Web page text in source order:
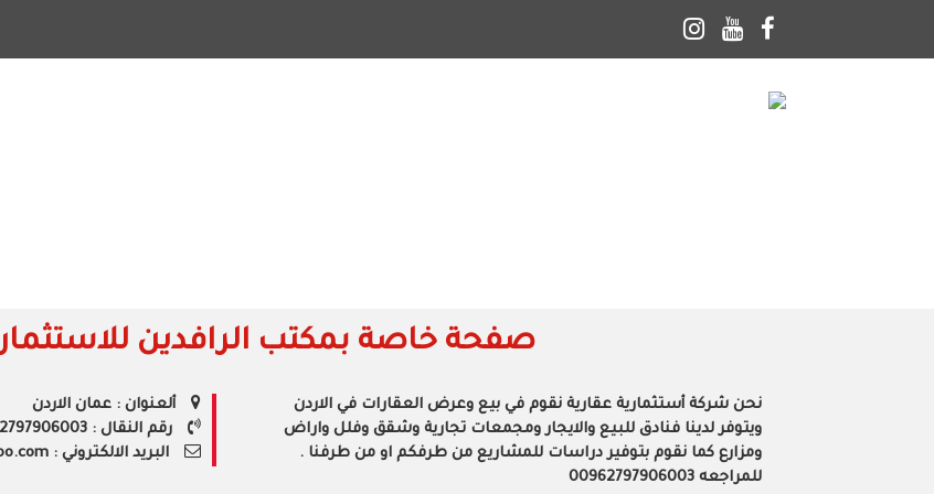
صفحة خاصة بمكتب الرافدين
نحن شركة أستثمارية عقارية نقوم في بيع وعرض العقارات في الاردن
ويتوفر لدينا فنادق للبيع والايجار ومجمعات تجارية وشقق وفلل واراض
ومزارع كما نقوم بتوفير دراسات للمشاريع من طرفكم او من طرفنا .
للمراجعه 00962797906003
ألعنوان : عمان الاردن
رقم النقال : 00962797906003
البريد الالكتروني : adnan1979m@yahoo.com